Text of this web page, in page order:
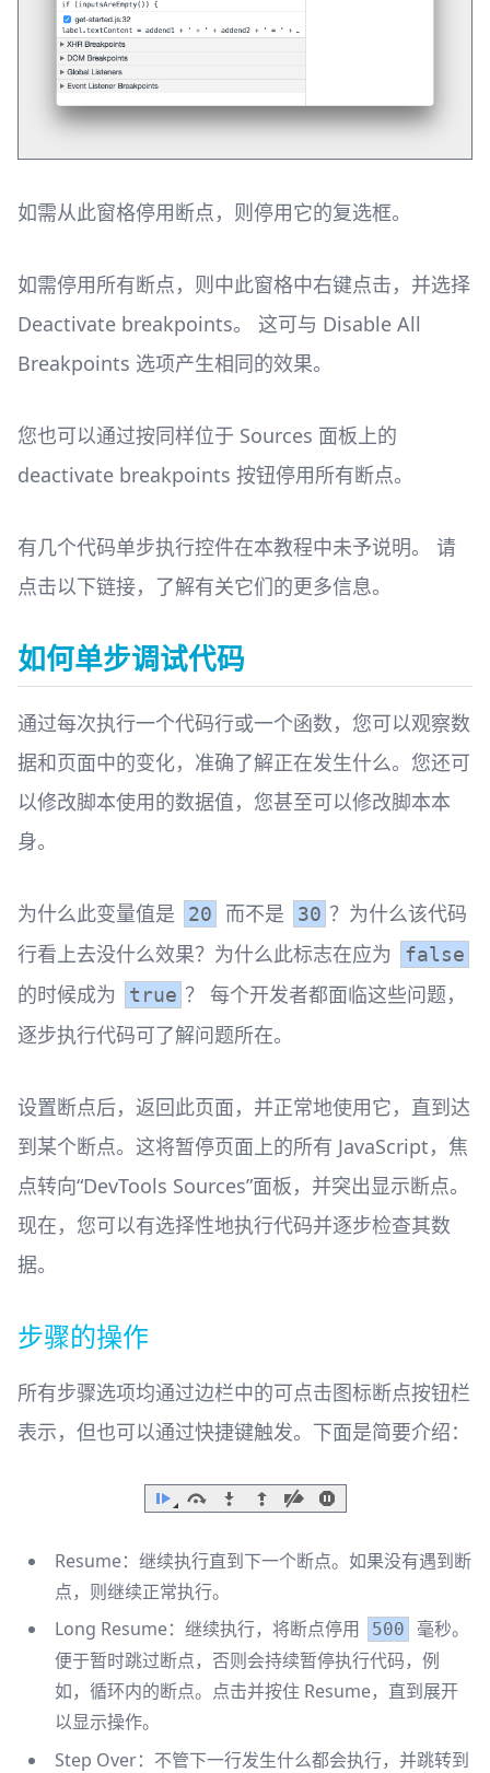
如需从此窗格停用断点，则停用它的复选框。
如需停用所有断点，则中此窗格中右键点击，并选择
Deactivate breakpoints。 这可与 Disable All
Breakpoints 选项产生相同的效果。
您也可以通过按同样位于 Sources 面板上的
deactivate breakpoints 按钮停用所有断点。
有几个代码单步执行控件在本教程中未予说明。 请
点击以下链接，了解有关它们的更多信息。
如何单步调试代码
通过每次执行一个代码行或一个函数，您可以观察数
据和页面中的变化，准确了解正在发生什么。您还可
以修改脚本使用的数据值，您甚至可以修改脚本本
身。
为什么此变量值是 20 而不是 30 ？为什么该代码
行看上去没什么效果？为什么此标志在应为
false
的时候成为 true ？ 每个开发者都面临这些问题，
逐步执行代码可了解问题所在。
设置断点后，返回此页面，并正常地使用它，直到达
到某个断点。这将暂停页面上的所有 JavaScript，焦
点转向“DevTools Sources”面板，并突出显示断点。
现在，您可以有选择性地执行代码并逐步检查其数
据。
步骤的操作
所有步骤选项均通过边栏中的可点击图标断点按钮栏
表示，但也可以通过快捷键触发。下面是简要介绍：
Resume：继续执行直到下一个断点。如果没有遇到断
点，则继续正常执行。
Long Resume：继续执行，将断点停用
500
毫秒。
便于暂时跳过断点，否则会持续暂停执行代码，例
如，循环内的断点。点击并按住 Resume，直到展开
以显示操作。
Step Over：不管下一行发生什么都会执行，并跳转到